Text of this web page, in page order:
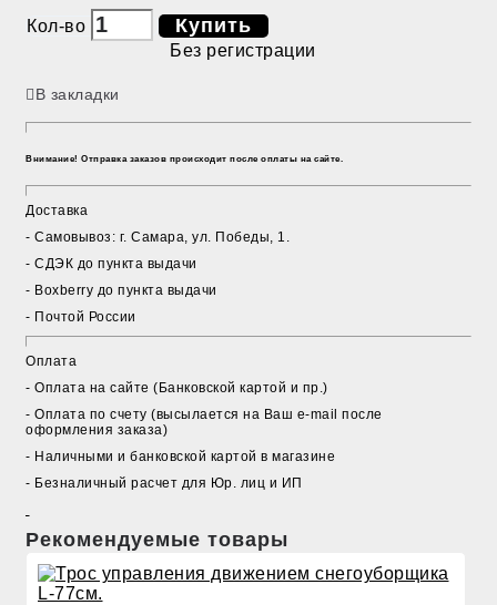
Кол-во Купить
Без регистрации
В закладки
Внимание! Отправка заказов происходит после оплаты на сайте.
Доставка
- Cамовывоз: г. Самара, ул. Победы, 1.
- СДЭК до пункта выдачи
- Boxberry до пункта выдачи
- Почтой России
Оплата
- Оплата на сайте (Банковской картой и пр.)
- Оплата по счету (высылается на Ваш e-mail после
оформления заказа)
- Наличными и банковской картой в магазине
- Безналичный расчет для Юр. лиц и ИП
Рекомендуемые товары